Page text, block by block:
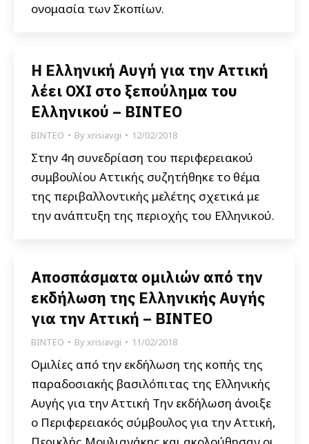
ονομασία των Σκοπίων.
Η Ελληνική Αυγή για την Αττική
λέει OXI στο ξεπούλημα του
Ελληνικού – ΒΙΝΤΕΟ
ΒΙΝΤΕΟ Byxrisiavgi 12/02/2018
Στην 4η συνεδρίαση του περιφερειακού
συμβουλίου Αττικής συζητήθηκε το θέμα
της περιβαλλοντικής μελέτης σχετικά με
την ανάπτυξη της περιοχής του Ελληνικού.
Αποσπάσματα ομιλιών από την
εκδήλωση της Ελληνικής Αυγής
για την Αττική – ΒΙΝΤΕΟ
ΒΙΝΤΕΟ Byxrisiavgi 11/02/2018
Ομιλίες από την εκδήλωση της κοπής της
παραδοσιακής βασιλόπιτας της Ελληνικής
Αυγής για την Αττική Την εκδήλωση άνοιξε
ο Περιφερειακός σύμβουλος για την Αττική,